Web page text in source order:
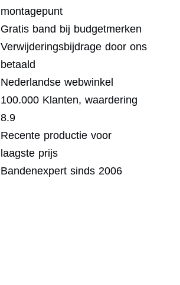
montagepunt
Gratis band bij budgetmerken
Verwijderingsbijdrage door ons
betaald
Nederlandse webwinkel
100.000 Klanten, waardering
8.9
Recente productie voor
laagste prijs
Bandenexpert sinds 2006